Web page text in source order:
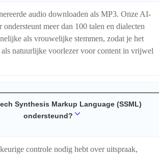
audio downloaden als MP3. Onze AI-
ondersteunt meer dan 100 talen en dialecten
als vrouwelijke stemmen, zodat je het
natuurlijke voorlezer voor content in vrijwel
Synthesis Markup Language (SSML)
ondersteund?
controle nodig hebt over uitspraak,